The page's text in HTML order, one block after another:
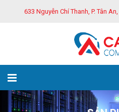
633 Nguyễn Chí Thanh, P. Tân